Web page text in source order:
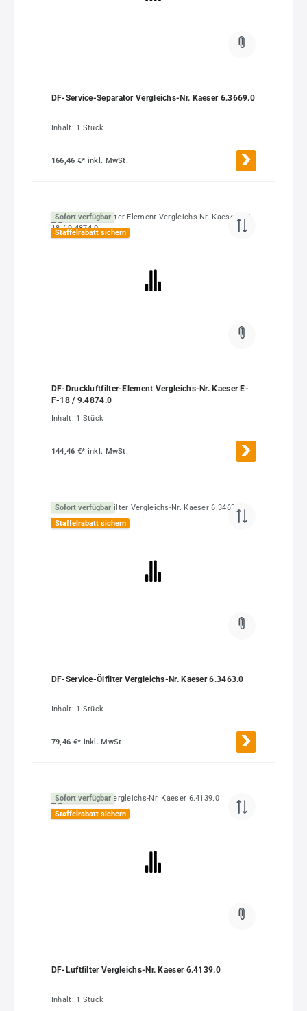
DF-Service-Separator Vergleichs-Nr. Kaeser 6.3669.0
Inhalt: 1 Stück
166,46 €* inkl. MwSt.
Sofort verfügbar
Staffelrabatt sichern
DF-Druckluftfilter-Element Vergleichs-Nr. Kaeser E-
F-18 / 9.4874.0
Inhalt: 1 Stück
144,46 €* inkl. MwSt.
Sofort verfügbar
Staffelrabatt sichern
DF-Service-Ölfilter Vergleichs-Nr. Kaeser 6.3463.0
Inhalt: 1 Stück
79,46 €* inkl. MwSt.
Sofort verfügbar
Staffelrabatt sichern
DF-Luftfilter Vergleichs-Nr. Kaeser 6.4139.0
Inhalt: 1 Stück